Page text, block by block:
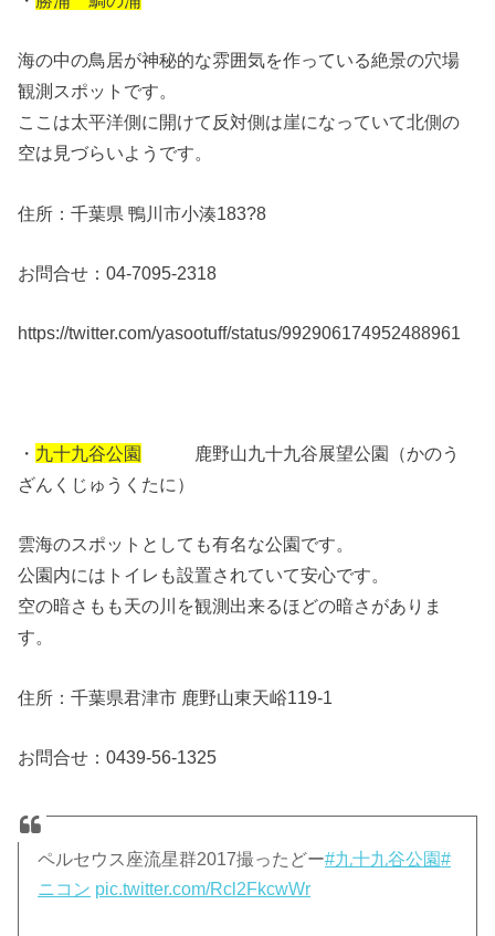
海の中の鳥居が神秘的な雰囲気を作っている絶景の穴場
観測スポットです。
ここは太平洋側に開けて反対側は崖になっていて北側の
空は見づらいようです。
住所：千葉県 鴨川市小湊183?8
お問合せ：04-7095-2318
https://twitter.com/yasootuff/status/992906174952488961
・ 九十九谷公園 鹿野山九十九谷展望公園（かのう
ざんくじゅうくたに）
雲海のスポットとしても有名な公園です。
公園内にはトイレも設置されていて安心です。
空の暗さもも天の川を観測出来るほどの暗さがありま
す。
住所：千葉県君津市 鹿野山東天峪119-1
お問合せ：0439-56-1325
ペルセウス座流星群2017撮ったどー#九十九谷公園#
ニコン pic.twitter.com/Rcl2FkcwWr